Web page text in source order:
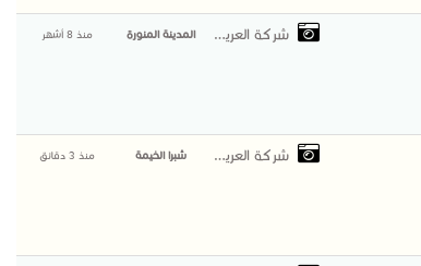
شركة العريمان المدينة المنورة منذ 8 أشهر
شركة العريمان شبرا الخيمة منذ 3 دقائق